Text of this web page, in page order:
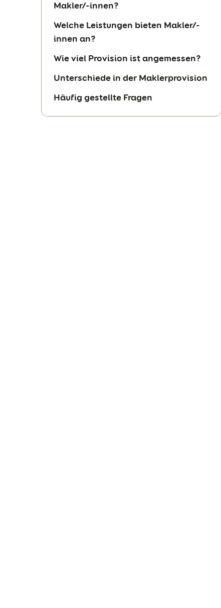
Makler/-innen?
Welche Leistungen bieten Makler/-
innen an?
Wie viel Provision ist angemessen?
Unterschiede in der Maklerprovision
Häufig gestellte Fragen